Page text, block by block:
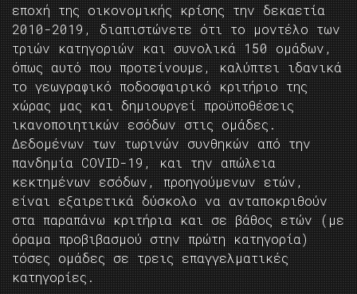
εποχή της οικονομικής κρίσης την δεκαετία
2010-2019, διαπιστώνετε ότι το μοντέλο των
τριών κατηγοριών και συνολικά 150 ομάδων,
όπως αυτό που προτείνουμε, καλύπτει ιδανικά
το γεωγραφικό ποδοσφαιρικό κριτήριο της
χώρας μας και δημιουργεί προϋποθέσεις
ικανοποιητικών εσόδων στις ομάδες.
Δεδομένων των τωρινών συνθηκών από την
πανδημία COVID-19, και την απώλεια
κεκτημένων εσόδων, προηγούμενων ετών,
είναι εξαιρετικά δύσκολο να ανταποκριθούν
στα παραπάνω κριτήρια και σε βάθος ετών (με
όραμα προβιβασμού στην πρώτη κατηγορία)
τόσες ομάδες σε τρεις επαγγελματικές
κατηγορίες.